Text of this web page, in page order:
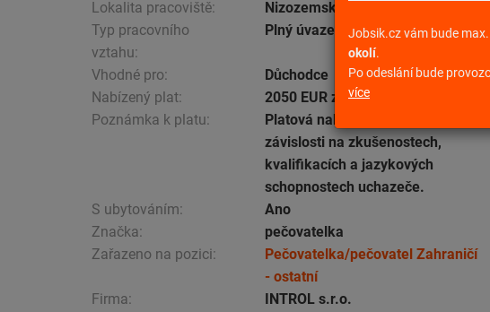
Lokalita pracoviště:
Nizozemsko
Typ pracovního
vztahu:
Plný úvazek
Vhodné pro:
Důchodce
Nabízený plat:
2050 EUR za měsíc
Poznámka k platu:
Platová nabídka se může lišit v
závislosti na zkušenostech,
kvalifikacích a jazykových
schopnostech uchazeče.
S ubytováním:
Ano
Značka:
pečovatelka
Zařazeno na pozici:
Pečovatelka/pečovatel Zahraničí
- ostatní
Firma:
INTROL s.r.o.
Jobsik.cz vám bude
okolí.
Po odeslání bude
více